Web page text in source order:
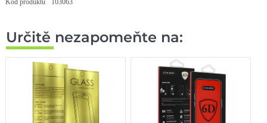
Kód produktu 103063
Určitě nezapomeňte na: